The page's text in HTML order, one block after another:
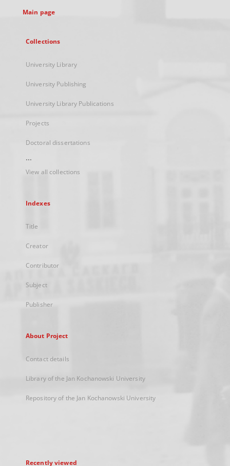
Main page
Collections
University Library
University Publishing
University Library Publications
Projects
Doctoral dissertations
...
View all collections
Indexes
Title
Creator
Contributor
Subject
Publisher
About Project
Contact details
Library of the Jan Kochanowski University
Repository of the Jan Kochanowski University
Recently viewed